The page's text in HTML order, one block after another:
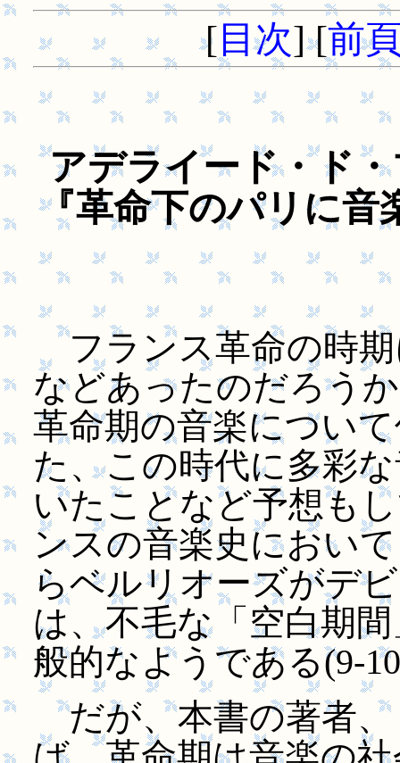
[ 目次] [前
アデライード・ド
『革命下のパリに音
フランス革命の時期
などあったのだろう
革命期の音楽につい
た、この時代に多彩
いたことなど予想も
ンスの音楽史におい
らベルリオーズがデ
は、不毛な「空白期
般的なようである(9-
だが、本書の著者